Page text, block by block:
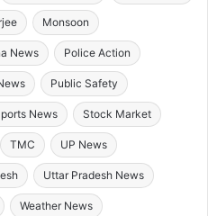
Monsoon
News Police Action
Public Safety
News Stock Market
TMC UP News
Uttar Pradesh News
Weather News